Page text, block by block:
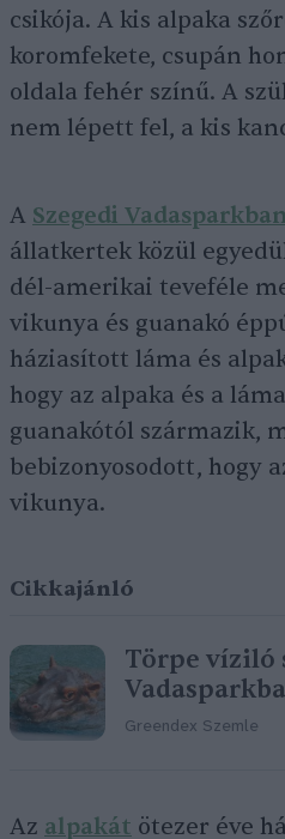
csikója. A kis alpaka
koromfekete, csupán
oldala fehér színű. A
nem lépett fel, a kis
A Szegedi
állatkertek közül
dél-amerikai teveféle
vikunya és guanakó
háziasított láma és
hogy az alpaka és a
guanakótól származik,
bebizonyosodott, hogy
vikunya.
Cikkajánló
Törpe víziló
Greendex Szemle
Az alpakát ötezer éve